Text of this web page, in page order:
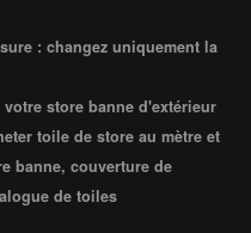
: changez uniquement la
store banne d'extérieur
toile de store au mètre et
banne, couverture de
de toiles